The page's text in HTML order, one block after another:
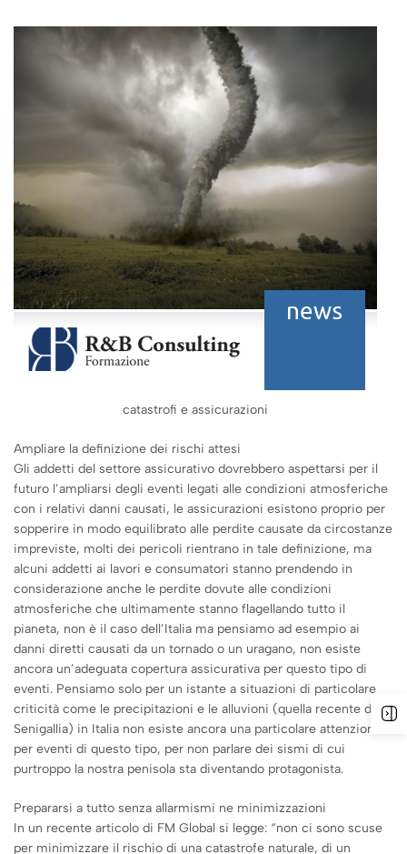
catastrofi e assicurazioni
Ampliare la definizione dei rischi attesi
Gli addetti del settore assicurativo dovrebbero aspettarsi per il
futuro l’ampliarsi degli eventi legati alle condizioni atmosferiche
con i relativi danni causati, le assicurazioni esistono proprio per
sopperire in modo equilibrato alle perdite causate da circostanze
impreviste, molti dei pericoli rientrano in tale definizione, ma
alcuni addetti ai lavori e consumatori stanno prendendo in
considerazione anche le perdite dovute alle condizioni
atmosferiche che ultimamente stanno flagellando tutto il
pianeta, non è il caso dell’Italia ma pensiamo ad esempio ai
danni diretti causati da un tornado o un uragano, non esiste
ancora un’adeguata copertura assicurativa per questo tipo di
eventi. Pensiamo solo per un istante a situazioni di particolare
criticità come le precipitazioni e le alluvioni (quella recente di
Senigallia) in Italia non esiste ancora una particolare attenzione
per eventi di questo tipo, per non parlare dei sismi di cui
purtroppo la nostra penisola sta diventando protagonista.
Prepararsi a tutto senza allarmismi ne minimizzazioni
In un recente articolo di FM Global si legge: “non ci sono scuse
per minimizzare il rischio di una catastrofe naturale, di un